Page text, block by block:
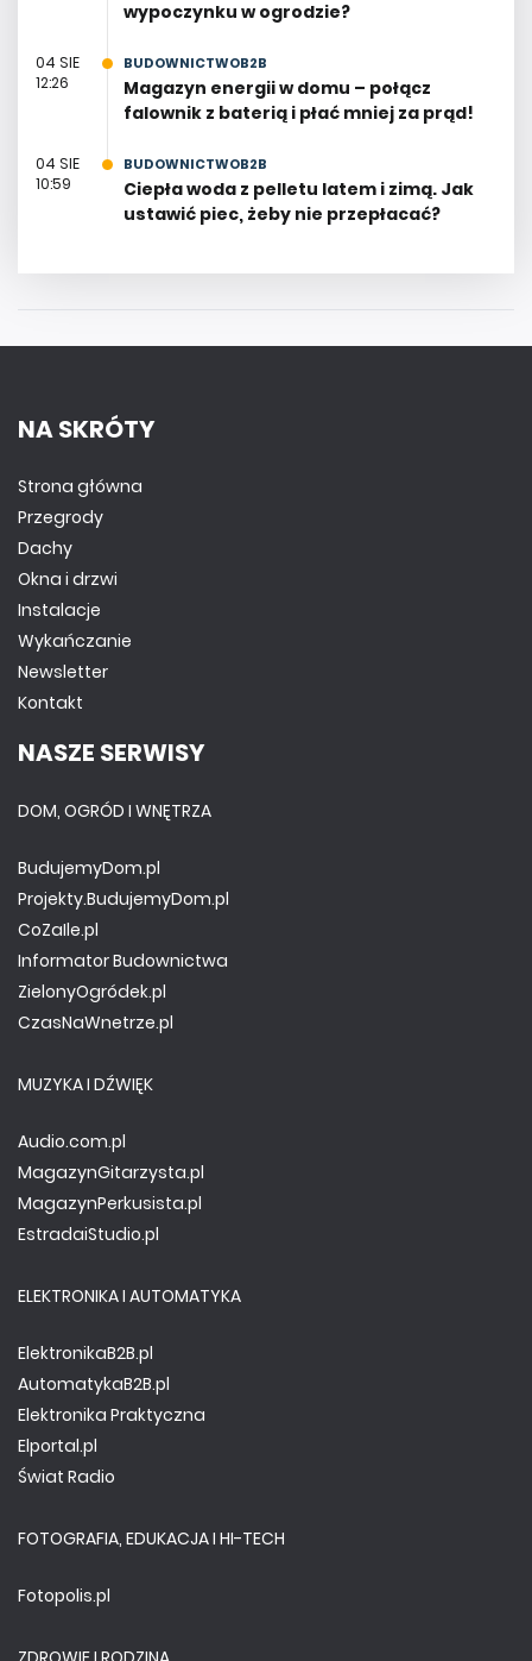
wypoczynku w ogrodzie?
04 SIE
12:26
BUDOWNICTWOB2B
Magazyn energii w domu – połącz
falownik z baterią i płać mniej za prąd!
04 SIE
10:59
BUDOWNICTWOB2B
Ciepła woda z pelletu latem i zimą. Jak
ustawić piec, żeby nie przepłacać?
NA SKRÓTY
Strona główna
Przegrody
Dachy
Okna i drzwi
Instalacje
Wykańczanie
Newsletter
Kontakt
NASZE SERWISY
DOM, OGRÓD I WNĘTRZA
BudujemyDom.pl
Projekty.BudujemyDom.pl
CoZaIle.pl
Informator Budownictwa
ZielonyOgródek.pl
CzasNaWnetrze.pl
MUZYKA I DŹWIĘK
Audio.com.pl
MagazynGitarzysta.pl
MagazynPerkusista.pl
EstradaiStudio.pl
ELEKTRONIKA I AUTOMATYKA
ElektronikaB2B.pl
AutomatykaB2B.pl
Elektronika Praktyczna
Elportal.pl
Świat Radio
FOTOGRAFIA, EDUKACJA I HI-TECH
Fotopolis.pl